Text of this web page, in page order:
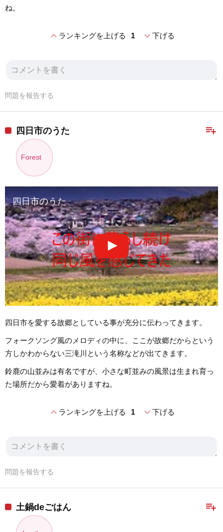
ね。
expand_lessランキングを上げる 1 expand_more下げる
問題を報告する
playlist_add
四日市のうた
Forest
四日市のうた
四日市を愛する故郷としている事が充分に伝わってきます。
フォークソング風のメロディの中に、ここが故郷だからという
方しかわからない三滝川という名称などが出てきます。
鈴鹿の山並みは有名ですが、小さな町並みの風景は生まれ育っ
た場所だから愛着がありますね。
expand_lessランキングを上げる 1 expand_more下げる
問題を報告する
playlist_add
土鍋deごはん